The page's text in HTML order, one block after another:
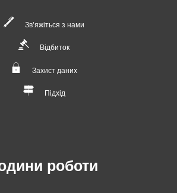
Зв'яжіться з нами
Відбиток
Захист даних
Підхід
роботи